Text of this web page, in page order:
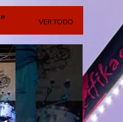
VER TODO
1